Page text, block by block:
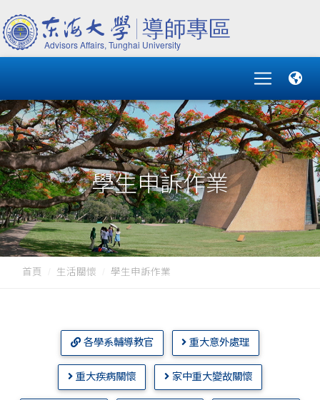
學生申訴作業
首頁 生活關懷 學生申訴作業
各學系輔導教官 重大意外處理
重大疾病關懷 家中重大變故關懷